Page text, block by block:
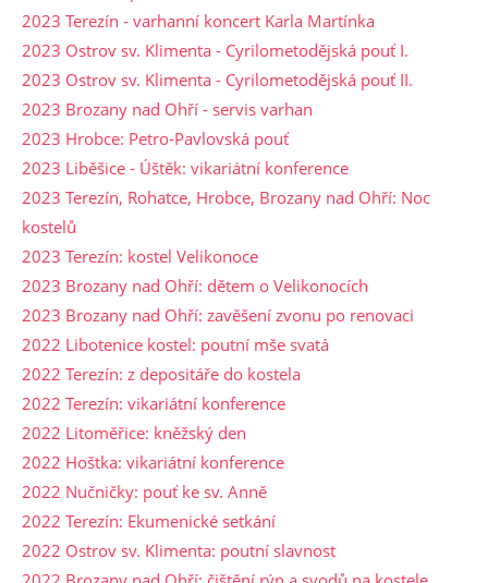
2023 Terezín - varhanní koncert Karla Martínka
2023 Ostrov sv. Klimenta - Cyrilometodějská pouť I.
2023 Ostrov sv. Klimenta - Cyrilometodějská pouť II.
2023 Brozany nad Ohří - servis varhan
2023 Hrobce: Petro-Pavlovská pouť
2023 Liběšice - Úštěk: vikariátní konference
2023 Terezín, Rohatce, Hrobce, Brozany nad Ohří: Noc
kostelů
2023 Terezín: kostel Velikonoce
2023 Brozany nad Ohří: dětem o Velikonocích
2023 Brozany nad Ohří: zavěšení zvonu po renovaci
2022 Libotenice kostel: poutní mše svatá
2022 Terezín: z depositáře do kostela
2022 Terezín: vikariátní konference
2022 Litoměřice: kněžský den
2022 Hoštka: vikariátní konference
2022 Nučničky: pouť ke sv. Anně
2022 Terezín: Ekumenické setkání
2022 Ostrov sv. Klimenta: poutní slavnost